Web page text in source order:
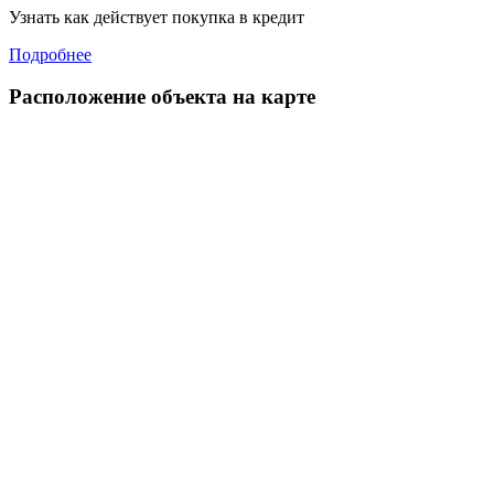
Узнать как действует покупка в кредит
Подробнее
Расположение объекта на карте